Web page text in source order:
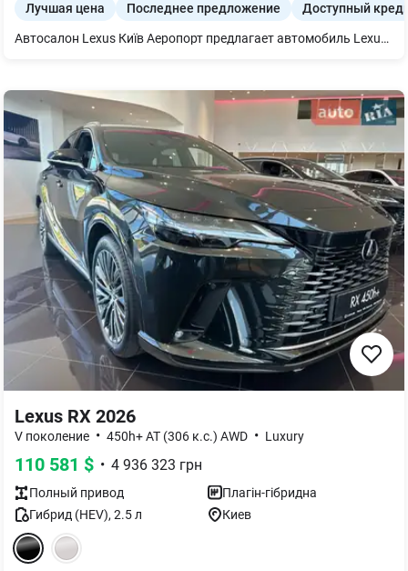
Лучшая цена Последнее предложение Доступный
Автосалон Lexus Київ Аеропорт предлагает автомобиль Lexus NX350h в комплектации Executive. Комплектация авто включает в себя следующие опции: - 18-дюймовые легкосплавные колесные диски; - Светодиодные фары ближнего и дальнего света; - AHB — система автоматического дальнего света; - PKSB — интеллектуальные датчики парковки с функцией автоматического торможения и обнаружения неподвижных объектов вокруг, пешеходов; - Система помощи при парковке с камерой заднего вида с графическими подсказками; - EPB - электромеханический парковочный тормоз; - Цветной 14" сенсорный дисплей Lexus Link Pro; - ACC — адаптивный круиз-контроль с функцией замедления в поворотах; - Электропривод крышки багажника; - Климат-контроль с системой "Nanoe X" — система ионизации воздуха в салоне; - Аудиосистема Lexus Premium с 10 динамиками; - Металлические накладки на пороги передних дверей; А также много других полезных опций! Автомобиль доукомплектован дополнительным оборудованием, стоимость и актуальный перечень уточнять в отделе продаж. Авто доступно для тест-драйва
Lexus RX 2026
V поколение • 450h+ AT (306 к.с.) AWD • Luxury
110 581 $ • 4 936 323 грн
Полный привод
Плагін-гібридна
Гибрид (HEV), 2.5л Киев